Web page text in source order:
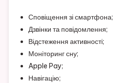
Сповіщення зі смартфона;
Дзвінки та повідомлення;
Відстеження активності;
Моніторинг сну;
Apple Pay;
Навігацію;